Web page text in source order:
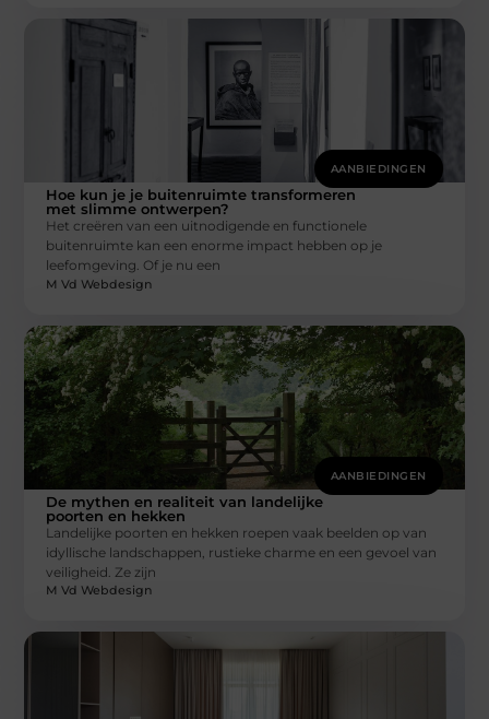
AANBIEDINGEN
Hoe kun je je buitenruimte transformeren
met slimme ontwerpen?
Het creëren van een uitnodigende en functionele
buitenruimte kan een enorme impact hebben op je
leefomgeving. Of je nu een
M Vd Webdesign
AANBIEDINGEN
De mythen en realiteit van landelijke
poorten en hekken
Landelijke poorten en hekken roepen vaak beelden op van
idyllische landschappen, rustieke charme en een gevoel van
veiligheid. Ze zijn
M Vd Webdesign